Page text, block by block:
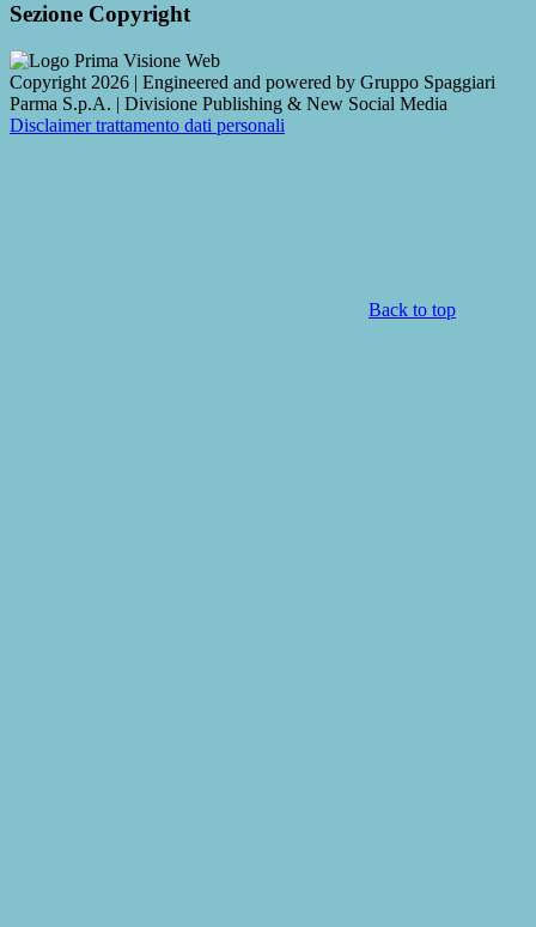
Sezione Copyright
Copyright 2026 | Engineered and powered by Gruppo Spaggiari
Parma S.p.A. | Divisione Publishing & New Social Media
Disclaimer trattamento dati personali
Back to top